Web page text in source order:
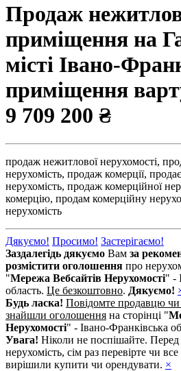
Продаж
приміщення на
місті Івано-
приміщення
9 709 200 ₴
продаж нежитлової нерухомості,
нерухомість, продаж комерції,
нерухомість, продаж комерційної
комерцію, продам комерційну
нерухомість
Дякуємо! Просимо! Застерігаємо!
Заздалегідь дякуємо Вам за
розмістити оголошення про
"Мережа Вебсайтів Нерухомості" -
область. Це безкоштовно. Дякуємо!
Будь ласка! Повідомте продавцю
знайшли оголошення на сторінці "
Нерухомості" - Івано-Франківська
Увага! Ніколи не поспішайте. Перед
нерухомість, сім раз перевірте чи
вирішили купити чи орендувати. ×